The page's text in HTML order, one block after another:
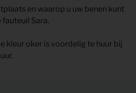
en waarop u uw benen kunt
Sara.
kleur oker is voordelig te huur bij